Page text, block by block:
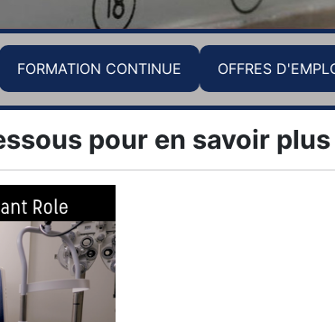
FORMATION CONTINUE OFFRES
pour en savoir